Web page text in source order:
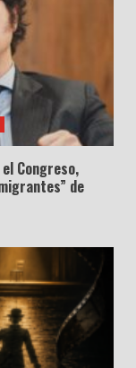
Congreso,
de